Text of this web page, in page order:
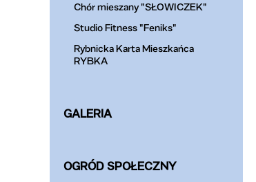
Chór mieszany "SŁOWICZEK"
Studio Fitness "Feniks"
Rybnicka Karta Mieszkańca
RYBKA
GALERIA
OGRÓD SPOŁECZNY